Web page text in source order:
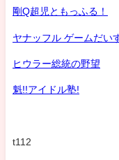
剛Q超児ともっふる！
ヤナッフル ゲームだい
ヒウラー総統の野望
魁!!アイドル塾!
t112